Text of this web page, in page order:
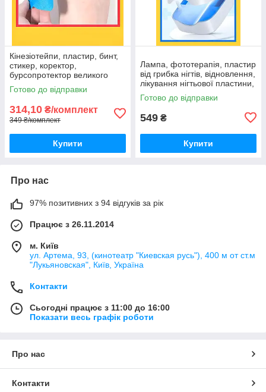
Кінезіотейпи, пластир, бинт,
стикер, коректор,
бурсопротектор великого
пальця стопи, 10 шт.
Готово до відправки
314,10 ₴/комплект
349 ₴/комплект
Купити
Лампа, фототерапія, пластир
від грибка нігтів, відновлення,
лікування нігтьової пластини,
світлолікувальна портативна
з АКБ, 1 шт.
Готово до відправки
549 ₴
Купити
Про нас
97% позитивних з 94 відгуків за рік
Працює з 26.11.2014
м. Київ
ул. Артема, 93, (кинотеатр "Киевская русь"), 400 м от ст.м
"Лукьяновская", Київ, Україна
Контакти
Сьогодні працює з 11:00 до 16:00
Показати весь графік роботи
Про нас
Контакти